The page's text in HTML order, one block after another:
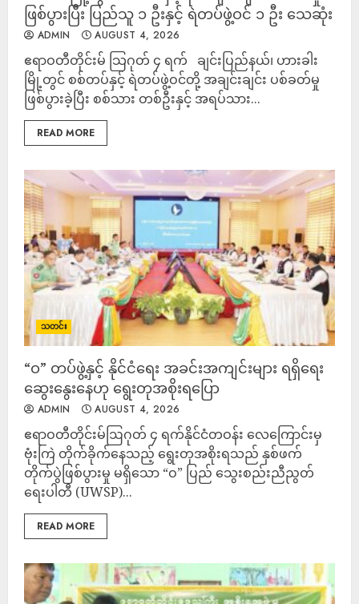
ဖြစ်ပွားပြီး ပြည်သူ ၁ ဦးနှင့် ရဲတပ်ဖွဲ့ဝင် ၁ ဦး သေဆုံး
ADMIN AUGUST 4, 2026
ဧရာဝတီတိုင်းမ် သြဂုတ် ၄ ရက် ချင်းပြည်နယ်၊ ဟားခါး
မြို့တွင် စစ်တပ်နှင့် ရဲတပ်ဖွဲ့ဝင်တို့ အချင်းချင်း ပစ်ခတ်မှု
ဖြစ်ပွားခဲ့ပြီး စစ်သား တစ်ဦးနှင့် အရပ်သား...
READ MORE
သတင်း
“ဝ” တပ်ဖွဲ့နှင့် နိုင်ငံရေး အခင်းအကျင်းများ ရရှိရေး
ဆွေးနွေးနေဟု ရွေးတုအစိုးရပြော
ADMIN AUGUST 4, 2026
ဧရာဝတီတိုင်းမ်ဩဂုတ် ၄ ရက်နိုင်ငံတဝန်း လေကြောင်းမှ
ဗုံးကြဲ တိုက်ခိုက်နေသည့် ရွေးတုအစိုးရသည် နှစ်ဖက်
တိုက်ပွဲဖြစ်ပွားမှု မရှိသော “ဝ” ပြည် သွေးစည်းညီညွတ်
ရေးပါတီ (UWSP)...
READ MORE